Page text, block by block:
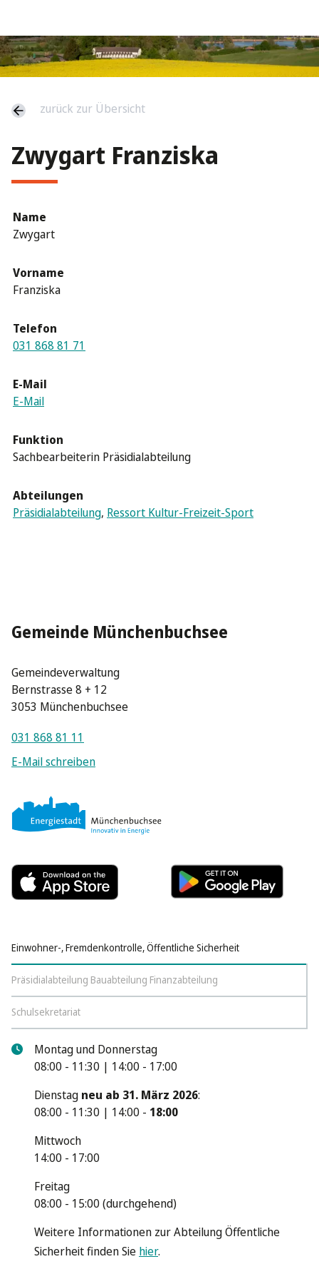
zurück zur Übersicht
Zwygart Franziska
Name
Zwygart
Vorname
Franziska
Telefon
031 868 81 71
E-Mail
E-Mail
Funktion
Sachbearbeiterin Präsidialabteilung
Abteilungen
Präsidialabteilung, Ressort Kultur-Freizeit-Sport
Gemeinde Münchenbuchsee
Gemeindeverwaltung
Bernstrasse 8 + 12
3053 Münchenbuchsee
031 868 81 11
E-Mail schreiben
Einwohner-, Fremdenkontrolle, Öffentliche Sicherheit
Präsidialabteilung Bauabteilung Finanzabteilung
Schulsekretariat
Montag und Donnerstag
08:00 - 11:30 | 14:00 - 17:00
Dienstag neu ab 31. März 2026:
08:00 - 11:30 | 14:00 - 18:00
Mittwoch
14:00 - 17:00
Freitag
08:00 - 15:00 (durchgehend)
Weitere Informationen zur Abteilung Öffentliche
Sicherheit finden Sie hier.